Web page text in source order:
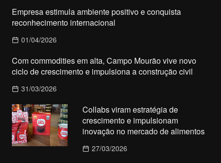
Empresa estimula ambiente positivo e conquista
reconhecimento internacional
01/04/2026
Com commodities em alta, Campo Mourão vive novo
ciclo de crescimento e impulsiona a construção civil
31/03/2026
Collabs viram estratégia de
crescimento e impulsionam
inovação no mercado de alimentos
27/03/2026